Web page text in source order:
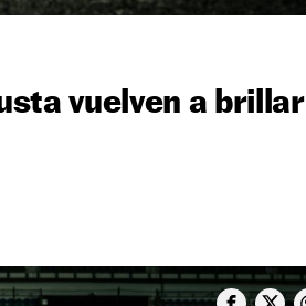
vuelven a brillar